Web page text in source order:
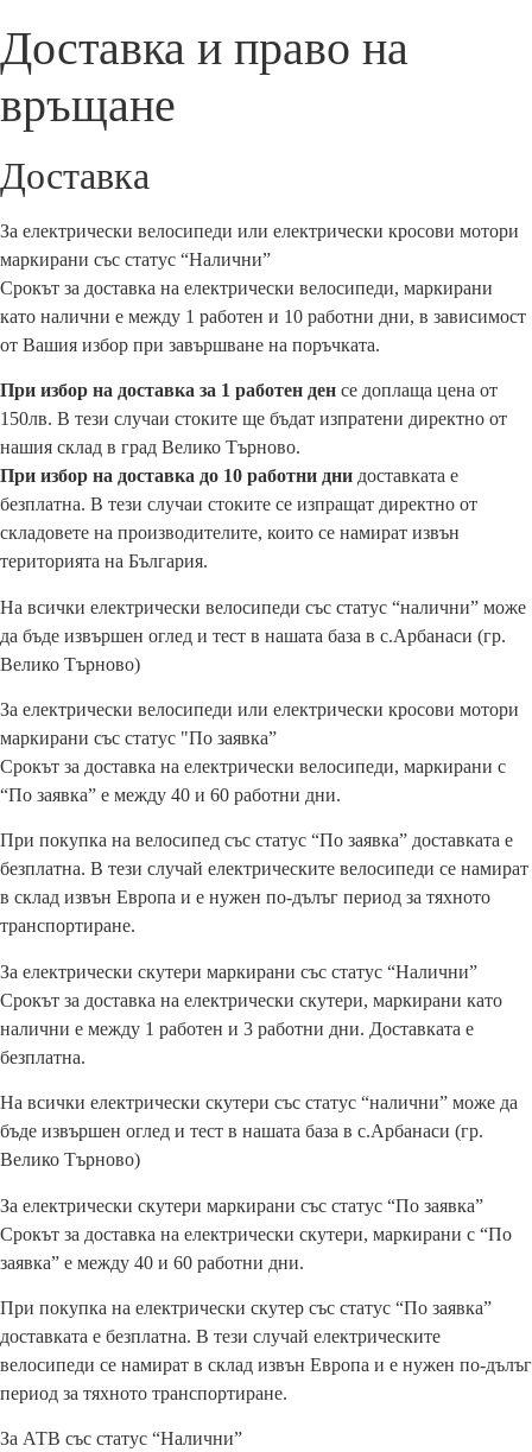
Доставка и право на
връщане
Доставка
За електрически велосипеди или електрически кросови мотори
маркирани със статус “Налични”
Срокът за доставка на електрически велосипеди, маркирани
като налични е между 1 работен и 10 работни дни, в зависимост
от Вашия избор при завършване на поръчката.
При избор на доставка за 1 работен ден се доплаща цена от
150лв. В тези случаи стоките ще бъдат изпратени директно от
нашия склад в град Велико Търново.
При избор на доставка до 10 работни дни доставката е
безплатна. В тези случаи стоките се изпращат директно от
складовете на производителите, които се намират извън
територията на България.
На всички електрически велосипеди със статус “налични” може
да бъде извършен оглед и тест в нашата база в с.Арбанаси (гр.
Велико Търново)
За електрически велосипеди или електрически кросови мотори
маркирани със статус "По заявка”
Срокът за доставка на електрически велосипеди, маркирани с
“По заявка” е между 40 и 60 работни дни.
При покупка на велосипед със статус “По заявка” доставката е
безплатна. В тези случай електрическите велосипеди се намират
в склад извън Европа и е нужен по-дълъг период за тяхното
транспортиране.
За електрически скутери маркирани със статус “Налични”
Срокът за доставка на електрически скутери, маркирани като
налични е между 1 работен и 3 работни дни. Доставката е
безплатна.
На всички електрически скутери със статус “налични” може да
бъде извършен оглед и тест в нашата база в с.Арбанаси (гр.
Велико Търново)
За електрически скутери маркирани със статус “По заявка”
Срокът за доставка на електрически скутери, маркирани с “По
заявка” е между 40 и 60 работни дни.
При покупка на електрически скутер със статус “По заявка”
доставката е безплатна. В тези случай електрическите
велосипеди се намират в склад извън Европа и е нужен по-дълъг
период за тяхното транспортиране.
За АТВ със статус “Налични”